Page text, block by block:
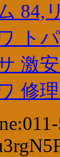
84,
ト
激
修